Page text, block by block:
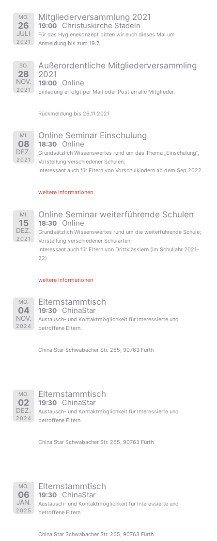
MO.
26
JULI
2021
Mitgliederversammlung 2021
19:00 Christuskirche Stadeln
Für das Hygienekonzept bitten wir euch dieses Mal um
Anmeldung bis zum 19.7.
SO.
28
NOV.
2021
Außerordentliche Mitgliederversammling
2021
19:00 Online
Einladung erfolgt per Mail oder Post an alle Mitglieder.
Rückmeldung bis 26.11.2021
MI.
08
DEZ.
2021
Online Seminar Einschulung
18:30 Online
Grundsätzlich Wissenswertes rund um das Thema „Einschulung“,
Vorstellung verschiedener Schulen;
Interessant auch für Eltern von Vorschulkindern ab dem Sep.2022
weitere Informationen
MI.
15
DEZ.
2021
Online Seminar weiterführende Schulen
18:30 Online
Grundsätzlich Wissenswertes rund um die weiterführende Schule;
Vorstellung verschiedener Schularten;
Interessant auch für Eltern von Drittklässlern (im Schuljahr 2021-
22)
weitere Informationen
MO.
04
NOV.
2024
Elternstammtisch
19:30 ChinaStar
Austausch- und Kontaktmöglichkeit für Interessierte und
betroffene Eltern.
China Star Schwabacher Str. 265, 90763 Fürth
MO.
02
DEZ.
2024
Elternstammtisch
19:30 ChinaStar
Austausch- und Kontaktmöglichkeit für Interessierte und
betroffene Eltern.
China Star Schwabacher Str. 265, 90763 Fürth
MO.
06
JAN.
2025
Elternstammtisch
19:30 ChinaStar
Austausch- und Kontaktmöglichkeit für Interessierte und
betroffene Eltern.
China Star Schwabacher Str. 265, 90763 Fürth